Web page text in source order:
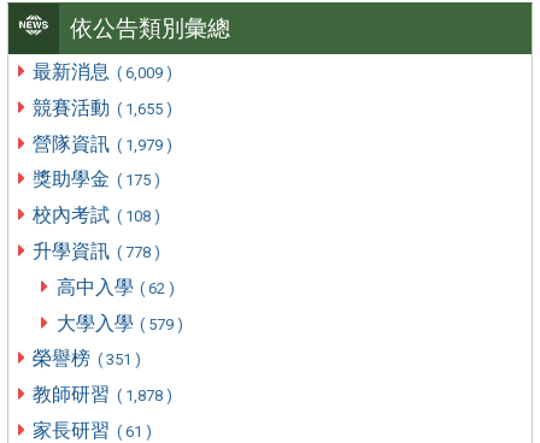
依公告類別彙總
最新消息 ( 6,009 )
競賽活動 ( 1,655 )
營隊資訊 ( 1,979 )
獎助學金 ( 175 )
校內考試 ( 108 )
升學資訊 ( 778 )
高中入學 ( 62 )
大學入學 ( 579 )
榮譽榜 ( 351 )
教師研習 ( 1,878 )
家長研習 ( 61 )